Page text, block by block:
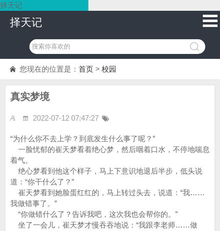
择天记
择天记
您现在的位置是： 首页 > 校园
真实梦境
2022-07-12 07:47:27
“为什么你不去上学？到底发生什么事了呢？”
一脸忧郁的崔天梦看着绝心梦，然后咽着口水，不停地喘息
着气。
绝心梦看到他这个样子，马上下意识地退后半步，低头说
道：“你干什么了？”
崔天梦看到她脸蛋红红的，马上转过头去，说道：“我……
我做错事了。”
“你做错什么了？告诉我吧，这次我也会帮你的。”
坐了一会儿，崔天梦才慢吞吞地说：“我跟李老师……做